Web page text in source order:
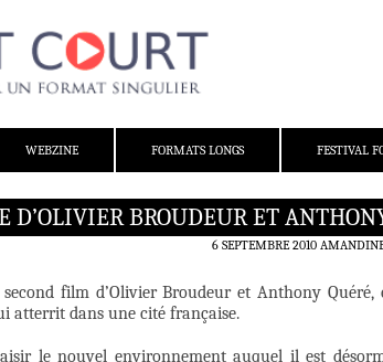
WEBZINE FORMATS LONGS FESTIVAL
D’OLIVIER BROUDEUR ET
6 SEPTEMBRE 2010
film d’Olivier Broudeur et Anthony Quéré,
atterrit dans une cité française.
le nouvel environnement auquel il est